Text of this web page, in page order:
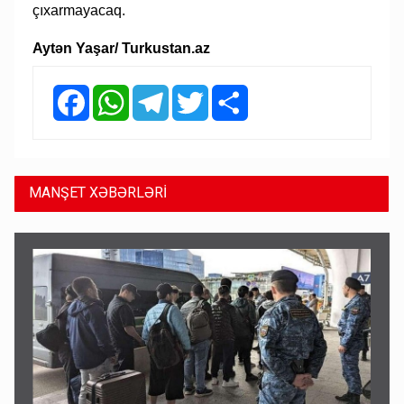
çıxarmayacaq.
Aytən Yaşar/ Turkustan.az
FacebookWhatsAppTelegramTwitter
MANŞET XƏBƏRLƏRİ